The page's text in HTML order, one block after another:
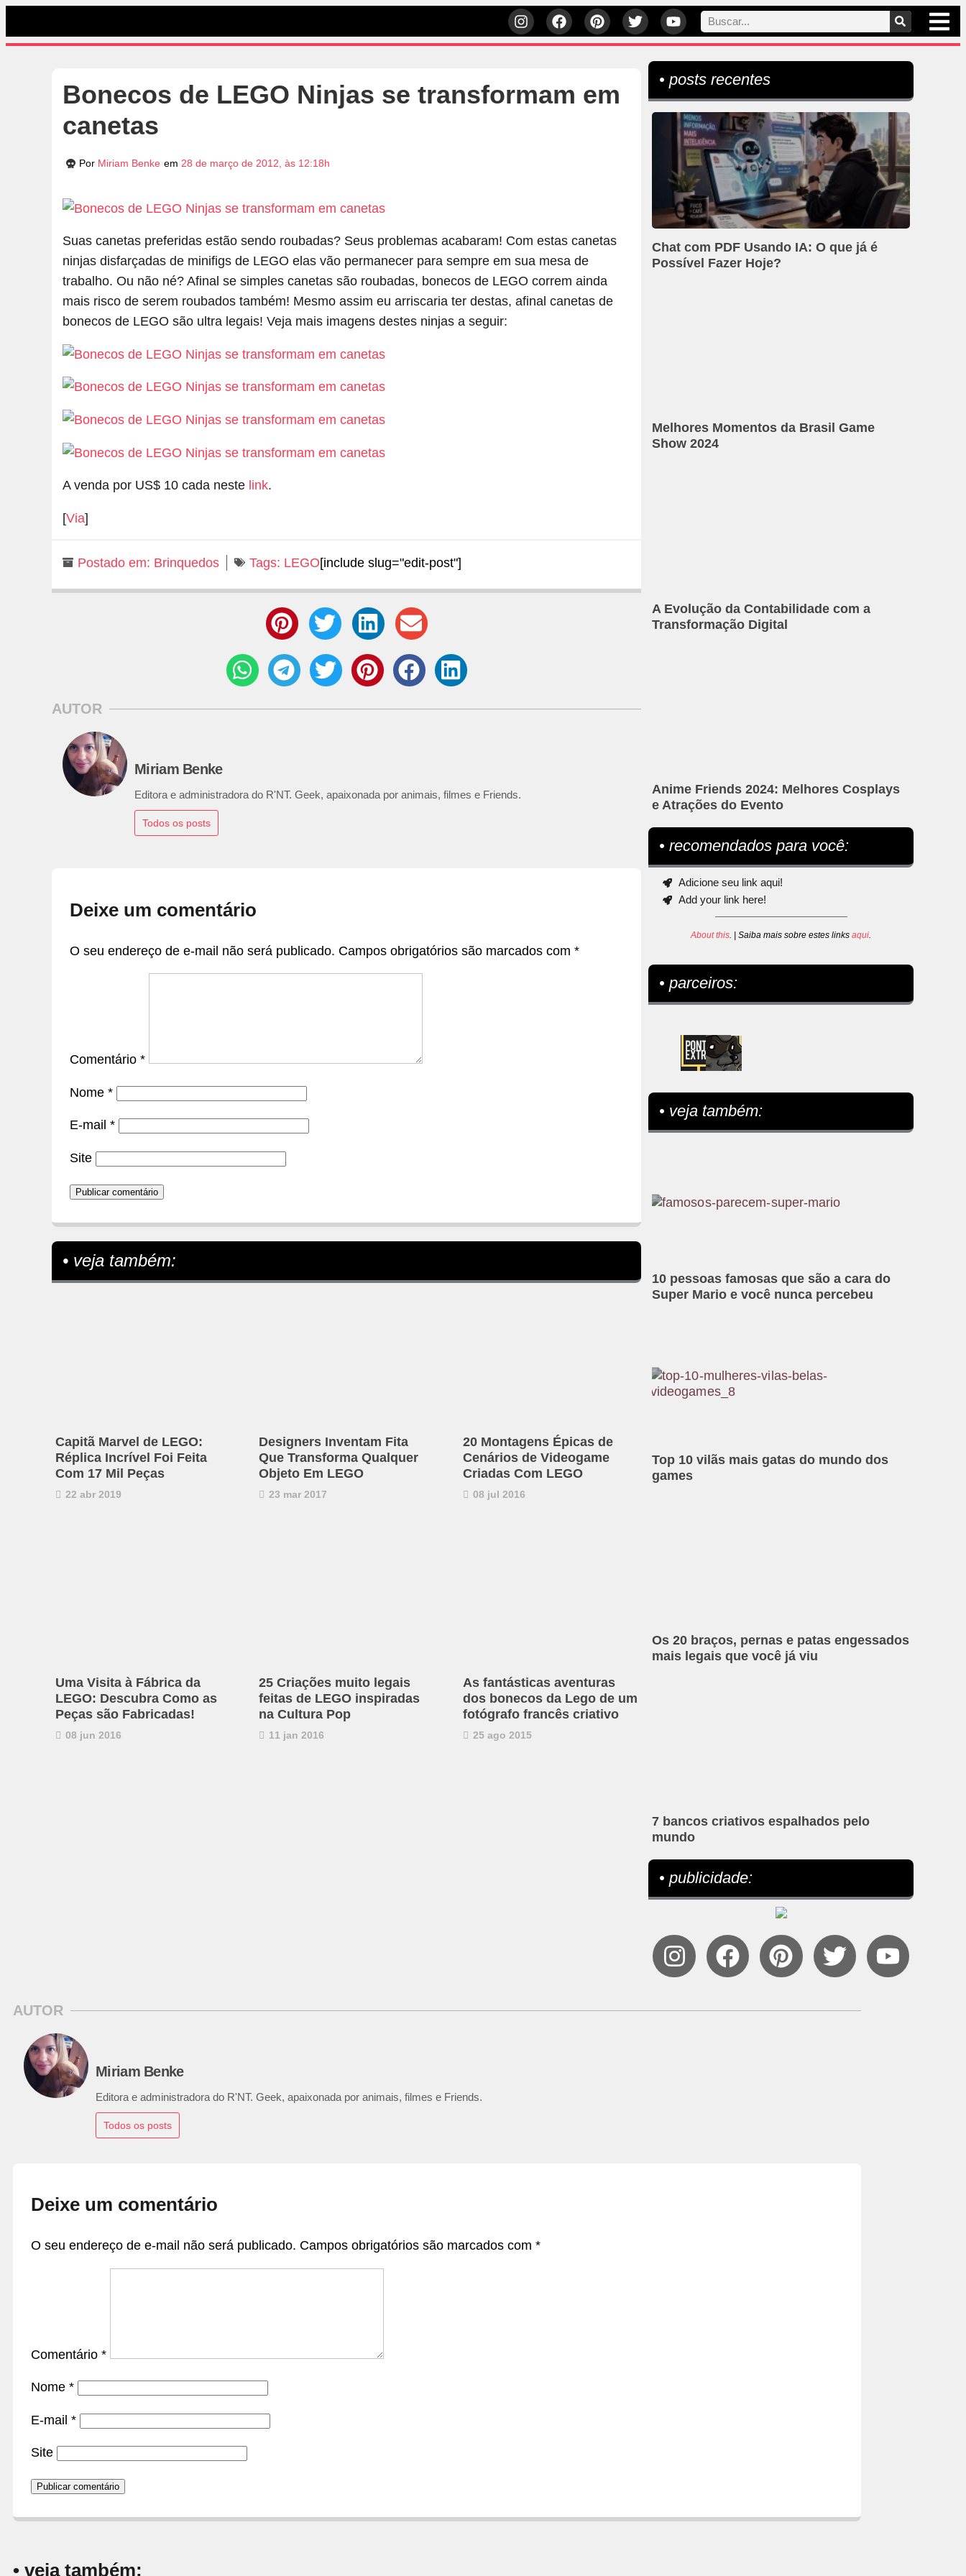
Bonecos de LEGO Ninjas se transformam em
canetas
Por Miriam Benke em 28 de março de 2012, às 12:18h
Suas canetas preferidas estão sendo roubadas? Seus problemas acabaram! Com estas canetas
ninjas disfarçadas de minifigs de LEGO elas vão permanecer para sempre em sua mesa de
trabalho. Ou não né? Afinal se simples canetas são roubadas, bonecos de LEGO correm ainda
mais risco de serem roubados também! Mesmo assim eu arriscaria ter destas, afinal canetas de
bonecos de LEGO são ultra legais! Veja mais imagens destes ninjas a seguir:
A venda por US$ 10 cada neste link.
[Via]
Postado em: Brinquedos Tags: LEGO[include slug="edit-post"]
AUTOR
Miriam Benke
Editora e administradora do R'NT. Geek, apaixonada por animais, filmes e Friends.
Todos os posts
Deixe um comentário
O seu endereço de e-mail não será publicado. Campos obrigatórios são marcados com *
Comentário *
Nome *
E-mail *
Site
• veja também:
Capitã Marvel de LEGO:
Réplica Incrível Foi Feita
Com 17 Mil Peças
22 abr 2019
Designers Inventam Fita
Que Transforma Qualquer
Objeto Em LEGO
23 mar 2017
20 Montagens Épicas de
Cenários de Videogame
Criadas Com LEGO
08 jul 2016
Uma Visita à Fábrica da
LEGO: Descubra Como as
Peças são Fabricadas!
08 jun 2016
25 Criações muito legais
feitas de LEGO inspiradas
na Cultura Pop
11 jan 2016
As fantásticas aventuras
dos bonecos da Lego de um
fotógrafo francês criativo
25 ago 2015
• posts recentes
Chat com PDF Usando IA: O que já é
Possível Fazer Hoje?
Melhores Momentos da Brasil Game
Show 2024
A Evolução da Contabilidade com a
Transformação Digital
Anime Friends 2024: Melhores Cosplays
e Atrações do Evento
• recomendados para você:
Adicione seu link aqui!
Add your link here!
About this. | Saiba mais sobre estes linksaqui.
• parceiros:
• veja também:
10 pessoas famosas que são a cara do
Super Mario e você nunca percebeu
Top 10 vilãs mais gatas do mundo dos
games
Os 20 braços, pernas e patas engessados
mais legais que você já viu
7 bancos criativos espalhados pelo
mundo
• publicidade:
AUTOR
Miriam Benke
Editora e administradora do R'NT. Geek, apaixonada por animais, filmes e Friends.
Todos os posts
Deixe um comentário
O seu endereço de e-mail não será publicado. Campos obrigatórios são marcados com *
Comentário *
Nome *
E-mail *
Site
• veja também: